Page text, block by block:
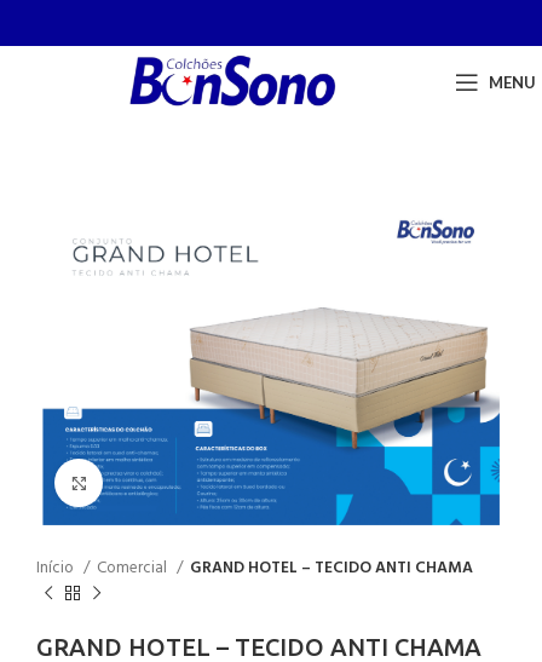
MENU
Click to enlarge
Início Comercial GRAND HOTEL – TECIDO ANTI CHAMA
GRAND HOTEL – TECIDO ANTI CHAMA